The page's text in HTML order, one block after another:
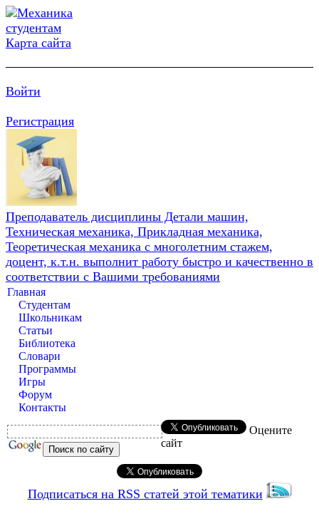
Карта сайта
Войти
Регистрация
Преподаватель дисциплины Детали машин,
Техническая механика, Прикладная механика,
Теоретическая механика с многолетним стажем,
доцент, к.т.н. выполнит работу быстро и качественно в
соответствии с Вашими требованиями
Главная
Студентам
Школьникам
Статьи
Библиотека
Словари
Программы
Игры
Форум
Контакты
Оцените
сайт
Подписаться на RSS статей этой тематики